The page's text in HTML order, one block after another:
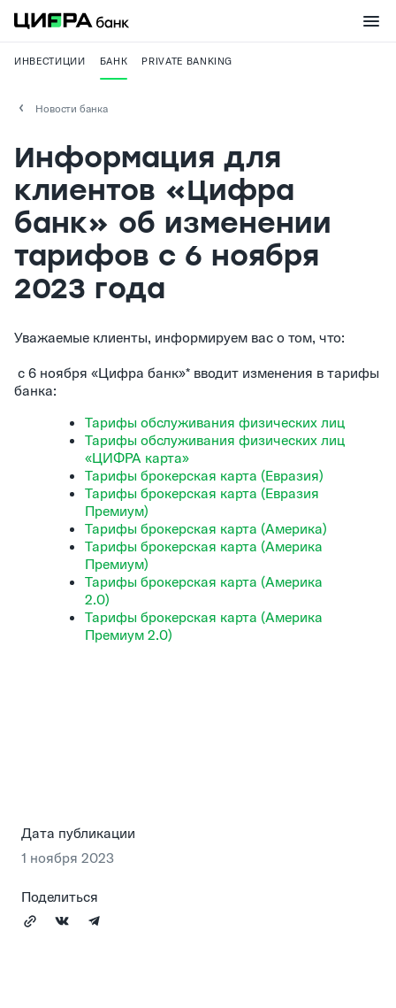
ИНВЕСТИЦИИ БАНК PRIVATE BANKING
Новости банка
Информация для
клиентов «Цифра
банк» об изменении
тарифов с 6 ноября
2023 года
Уважаемые клиенты, информируем вас о том, что:
с 6 ноября «Цифра банк»* вводит изменения в тарифы
банка:
Тарифы обслуживания физических лиц
Тарифы обслуживания физических лиц
«ЦИФРА карта»
Тарифы брокерская карта (Евразия)
Тарифы брокерская карта (Евразия
Премиум)
Тарифы брокерская карта (Америка)
Тарифы брокерская карта (Америка
Премиум)
Тарифы брокерская карта (Америка
2.0)
Тарифы брокерская карта (Америка
Премиум 2.0)
Дата публикации
1 ноября 2023
Поделиться